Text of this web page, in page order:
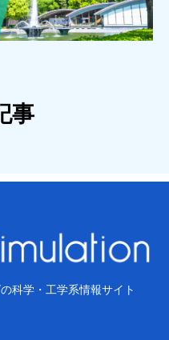
事
科学・工学系情報サイト